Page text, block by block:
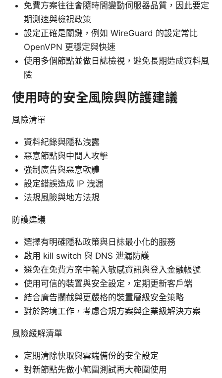
免費方案往往會隨時間變動伺服器品質，因此要定
期測速與檢視政策
設定正確是關鍵，例如 WireGuard 的設定常比
OpenVPN 更穩定與快速
使用多個節點並做日誌檢視，避免長期造成資料風
險
使用時的安全風險與防護建議
風險清單
資料紀錄與隱私洩露
惡意節點與中間人攻擊
強制廣告與惡意軟體
設定錯誤造成 IP 洩漏
法規風險與地方法規
防護建議
選擇有明確隱私政策與日誌最小化的服務
啟用 kill switch 與 DNS 泄漏防護
避免在免費方案中輸入敏感資訊與登入金融帳號
使用可信的裝置與安全設定，定期更新客戶端
結合廣告攔截與更嚴格的裝置層級安全策略
對於跨境工作，考慮合規方案與企業級解決方案
風險緩解清單
定期清除快取與雲端備份的安全設定
對新節點先做小範圍測試再大範圍使用